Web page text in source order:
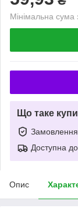
Мінімальна
Що таке
Замовлення
Доступна
Опис